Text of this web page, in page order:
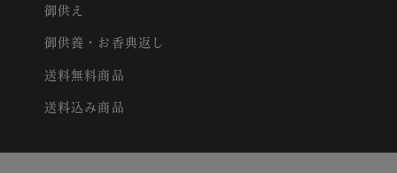
御供え
御供養・お香典返し
送料無料商品
送料込み商品